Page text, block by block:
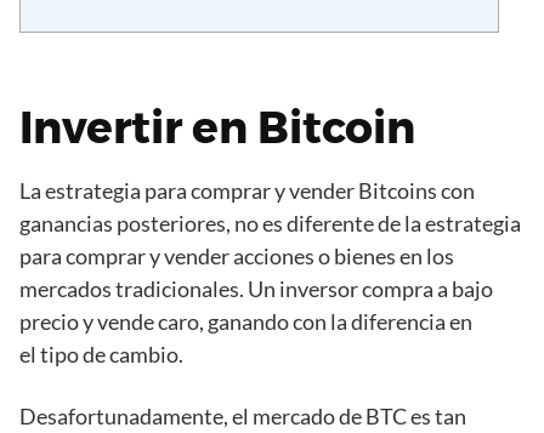
Invertir en Bitcoin
La estrategia para comprar y vender Bitcoins con
ganancias posteriores, no es diferente de la estrategia
para comprar y vender acciones o bienes en los
mercados tradicionales. Un inversor compra a bajo
precio y vende caro, ganando con la diferencia en
el tipo de cambio.
Desafortunadamente, el mercado de BTC es tan